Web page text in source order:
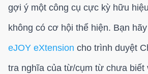
gợi ý một công cụ cực kỳ hữu
không có cơ hội thể hiện. Bạn
eJOY eXtension cho trình duyệt
tra nghĩa của từ/cụm từ chưa biết